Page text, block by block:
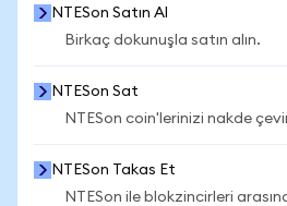
NTESon Satın Al
Birkaç dokunuşla satın alın.
NTESon Sat
NTESon coin'lerinizi nakde
NTESon Takas Et
NTESon ile blokzincirleri